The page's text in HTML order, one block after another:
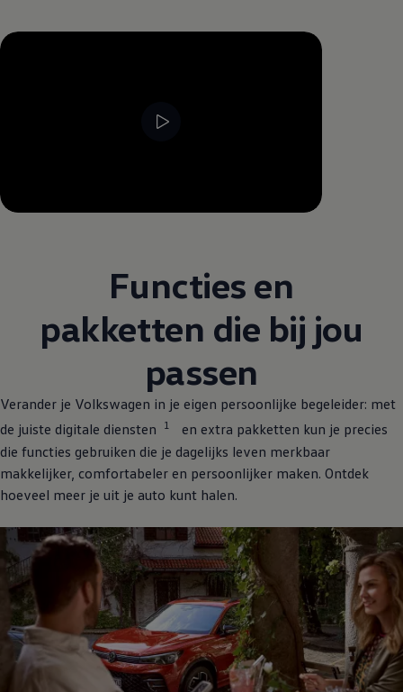
Resterende tijd, --:--
Functies en
pakketten die bij jou
passen
Verander je Volkswagen in je eigen persoonlijke begeleider: met
de juiste digitale diensten
1
en extra pakketten kun je precies
die functies gebruiken die je dagelijks leven merkbaar
makkelijker, comfortabeler en persoonlijker maken. Ontdek
hoeveel meer je uit je auto kunt halen.